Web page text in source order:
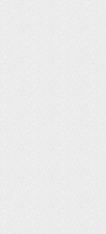
-linear-gradient(
linear-gradient(top
-gradient(top,
-gradient(top,
:4px;
:4px;
:4px;
;
none;
:none;display
outline:0;margin: